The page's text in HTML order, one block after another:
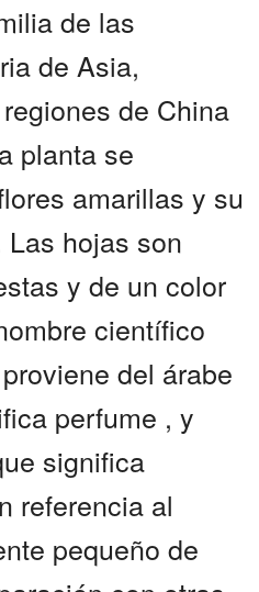
de las
de Asia,
de China
planta se
amarillas y su
hojas son
y de un color
científico
del árabe
perfume , y
significa
referencia al
pequeño de